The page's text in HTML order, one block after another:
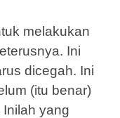
melakukan
Ini
dicegah. Ini
(itu benar)
yang